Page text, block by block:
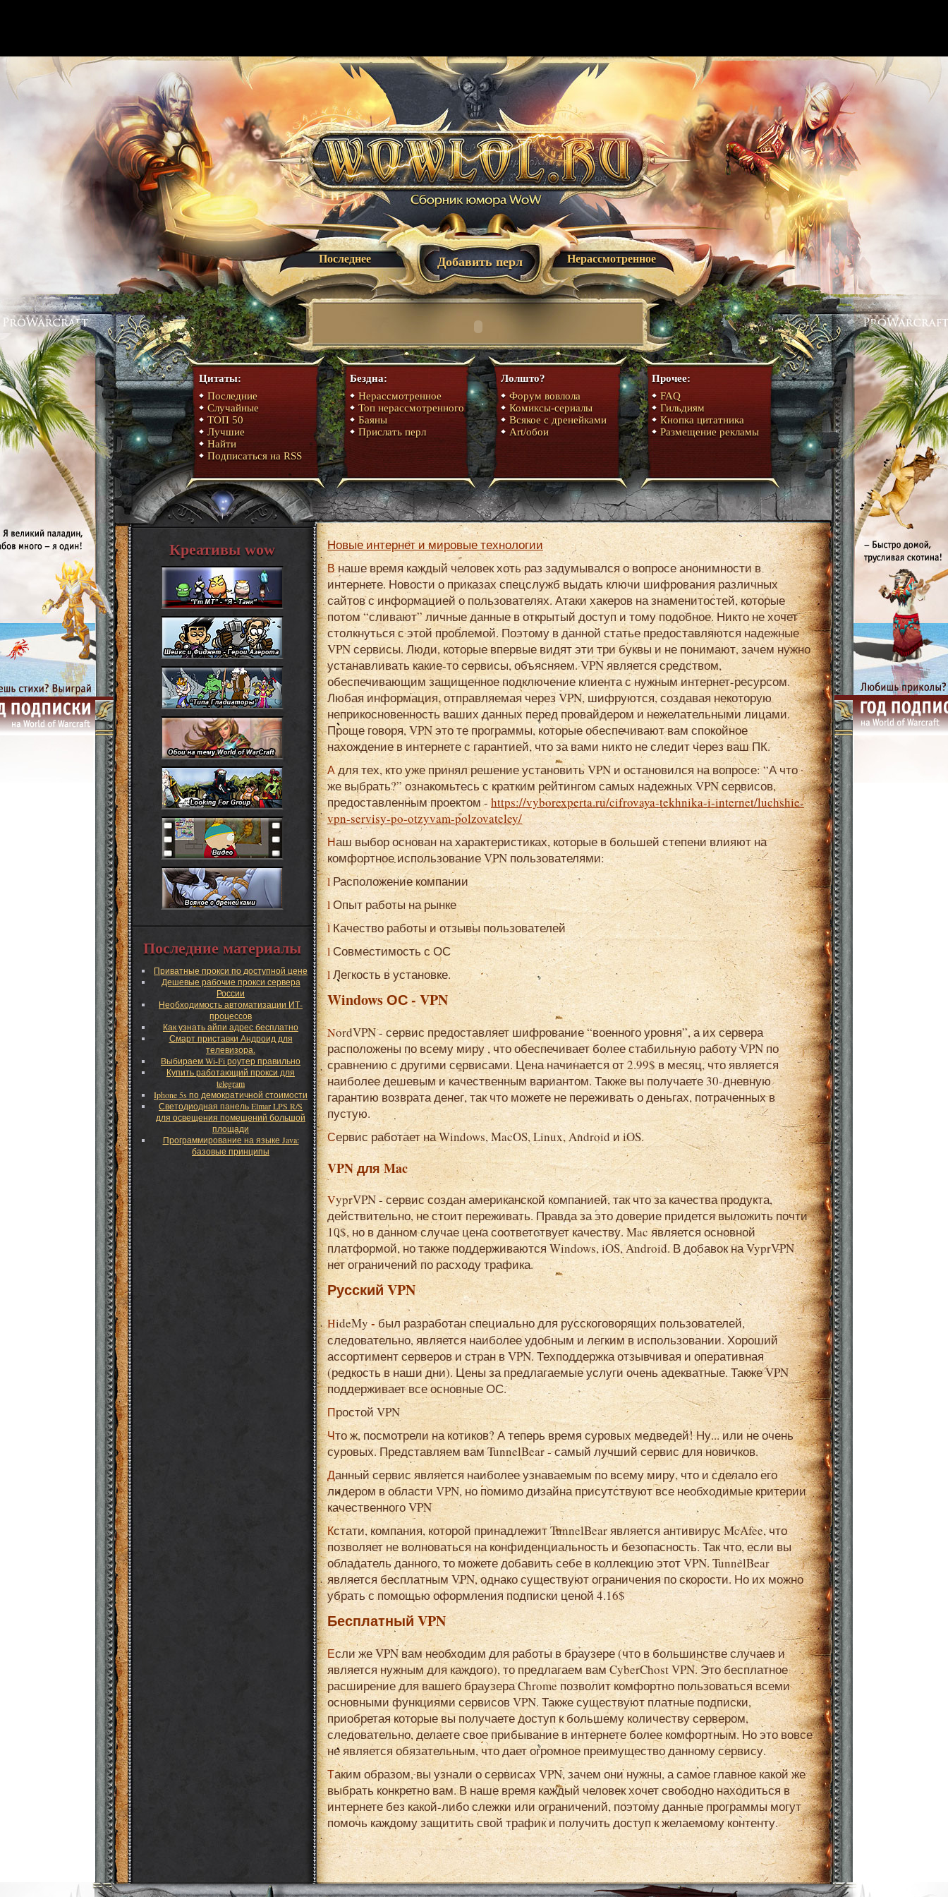
Последнее Нерассмотренное
Добавить перл
Цитаты:
Последние
Случайные
ТОП 50
Лучшие
Найти
Подписаться на RSS
Бездна:
Нерассмотренное
Топ нерассмотренного
Баяны
Прислать перл
Лолшто?
Форум вовлола
Комиксы-сериалы
Всякое с дренейками
Art/обои
Прочее:
FAQ
Гильдиям
Кнопка цитатника
Размещение рекламы
Новые интернет и мировые технологии
В наше время каждый человек хоть раз задумывался о вопросе анонимности в
интернете. Новости о приказах спецслужб выдать ключи шифрования различных
сайтов с информацией о пользователях. Атаки хакеров на знаменитостей, которые
потом “сливают” личные данные в открытый доступ и тому подобное. Никто не хочет
столкнуться с этой проблемой. Поэтому в данной статье предоставляются надежные
VPN сервисы. Люди, которые впервые видят эти три буквы и не понимают, зачем нужно
устанавливать какие-то сервисы, объясняем. VPN является средством,
обеспечивающим защищенное подключение клиента с нужным интернет-ресурсом.
Любая информация, отправляемая через VPN, шифруются, создавая некоторую
неприкосновенность ваших данных перед провайдером и нежелательными лицами.
Проще говоря, VPN это те программы, которые обеспечивают вам спокойное
нахождение в интернете с гарантией, что за вами никто не следит через ваш ПК.
А для тех, кто уже принял решение установить VPN и остановился на вопросе: “А что
же выбрать?” ознакомьтесь с кратким рейтингом самых надежных VPN сервисов,
предоставленным проектом - https://vyborexperta.ru/cifrovaya-tekhnika-i-internet/luchshie-
vpn-servisy-po-otzyvam-polzovateley/
Наш выбор основан на характеристиках, которые в большей степени влияют на
комфортное использование VPN пользователями:
l Расположение компании
l Опыт работы на рынке
l Качество работы и отзывы пользователей
l Совместимость с ОС
l Легкость в установке.
Windows ОС - VPN
NordVPN - сервис предоставляет шифрование “военного уровня”, а их сервера
расположены по всему миру , что обеспечивает более стабильную работу VPN по
сравнению с другими сервисами. Цена начинается от 2.99$ в месяц, что является
наиболее дешевым и качественным вариантом. Также вы получаете 30-дневную
гарантию возврата денег, так что можете не переживать о деньгах, потраченных в
пустую.
Сервис работает на Windows, MacOS, Linux, Android и iOS.
VPN для Mac
VyprVPN - сервис создан американской компанией, так что за качества продукта,
действительно, не стоит переживать. Правда за это доверие придется выложить почти
10$, но в данном случае цена соответствует качеству. Mac является основной
платформой, но также поддерживаются Windows, iOS, Android. В добавок на VyprVPN
нет ограничений по расходу трафика.
Русский VPN
HideMy - был разработан специально для русскоговорящих пользователей,
следовательно, является наиболее удобным и легким в использовании. Хороший
ассортимент серверов и стран в VPN. Техподдержка отзывчивая и оперативная
(редкость в наши дни). Цены за предлагаемые услуги очень адекватные. Также VPN
поддерживает все основные ОС.
Простой VPN
Что ж, посмотрели на котиков? А теперь время суровых медведей! Ну... или не очень
суровых. Представляем вам TunnelBear - самый лучший сервис для новичков.
Данный сервис является наиболее узнаваемым по всему миру, что и сделало его
лидером в области VPN, но помимо дизайна присутствуют все необходимые критерии
качественного VPN
Кстати, компания, которой принадлежит TunnelBear является антивирус McAfee, что
позволяет не волноваться на конфиденциальность и безопасность. Так что, если вы
обладатель данного, то можете добавить себе в коллекцию этот VPN. TunnelBear
является бесплатным VPN, однако существуют ограничения по скорости. Но их можно
убрать с помощью оформления подписки ценой 4.16$
Бесплатный VPN
Если же VPN вам необходим для работы в браузере (что в большинстве случаев и
является нужным для каждого), то предлагаем вам CyberChost VPN. Это бесплатное
расширение для вашего браузера Chrome позволит комфортно пользоваться всеми
основными функциями сервисов VPN. Также существуют платные подписки,
приобретая которые вы получаете доступ к большему количеству сервером,
следовательно, делаете свое прибывание в интернете более комфортным. Но это вовсе
не является обязательным, что дает огромное преимущество данному сервису.
Таким образом, вы узнали о сервисах VPN, зачем они нужны, а самое главное какой же
выбрать конкретно вам. В наше время каждый человек хочет свободно находиться в
интернете без какой-либо слежки или ограничений, поэтому данные программы могут
помочь каждому защитить свой трафик и получить доступ к желаемому контенту.
Креативы wow
Последние материалы
Приватные прокси по доступной цене
Дешевые рабочие прокси сервера
России
Необходимость автоматизации ИТ-
процессов
Как узнать айпи адрес бесплатно
Смарт приставки Андроид для
телевизора.
Выбираем Wi-Fi роутер правильно
Купить работающий прокси для
telegram
Iphone 5s по демократичной стоимости
Светодиодная панель Elmar LPS R/S
для освещения помещений большой
площади
Программирование на языке Java:
базовые принципы